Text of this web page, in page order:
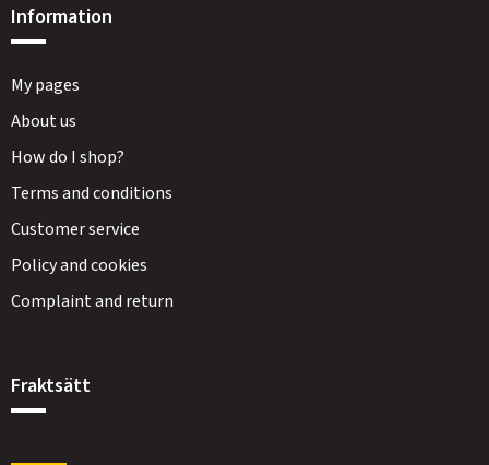
Information
My pages
About us
How do I shop?
Terms and conditions
Customer service
Policy and cookies
Complaint and return
Fraktsätt